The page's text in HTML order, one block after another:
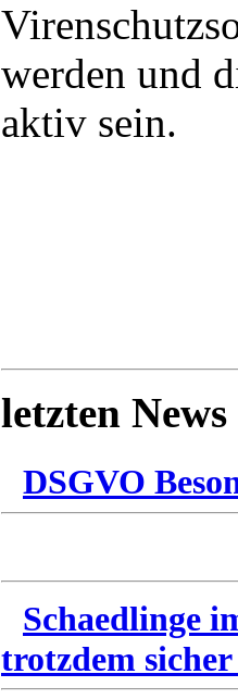
werden und
aktiv sein.
letzten News
DSGVO
Schaedlinge
trotzdem